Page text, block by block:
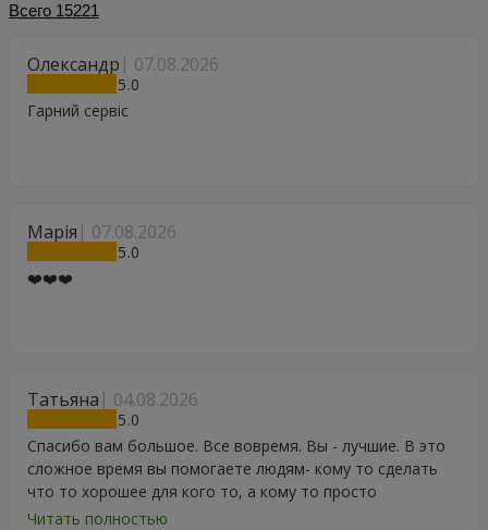
Всего 15221
Олександр 07.08.2026
5
Гарний сервіс
Марія 07.08.2026
5
❤️❤️❤️
Татьяна 04.08.2026
5
Спасибо вам большое. Все вовремя. Вы - лучшие. В это
сложное время вы помогаете людям- кому то сделать
что то хорошее для кого то, а кому то просто
порадоваться цветам, подарку, тортику, поздравлению.
Читать полностью